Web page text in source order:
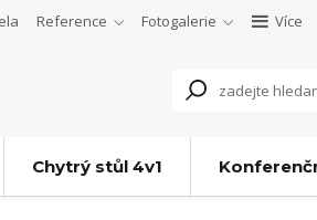
Reference Fotogalerie Více
Chytrý stůl 4v1